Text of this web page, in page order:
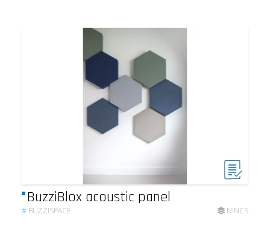
BuzziBlox acoustic panel
# BUZZISPACE NINCS